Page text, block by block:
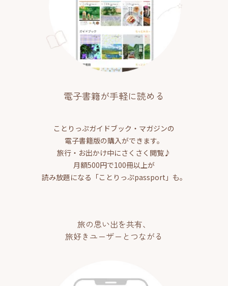
電子書籍が手軽に読める
ことりっぷガイドブック・マガジンの
電子書籍版の購入ができます。
旅行・お出かけ中にさくさく閲覧♪
月額500円で100冊以上が
読み放題になる「ことりっぷpassport」も。
旅の思い出を共有、
旅好きユーザーとつながる